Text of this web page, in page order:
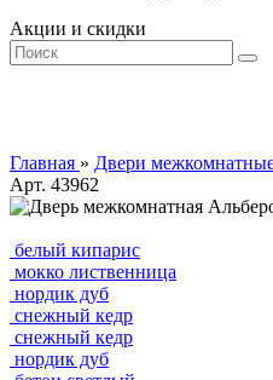
Акции и скидки
Главная » Двери
Арт. 43962
белый кипарис
мокко лиственница
нордик дуб
снежный кедр
снежный кедр
нордик дуб